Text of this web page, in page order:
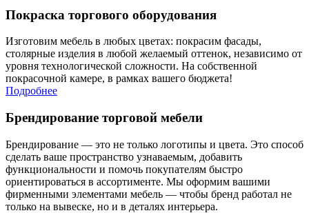
Покраска торгового оборудования
Изготовим мебель в любых цветах: покрасим фасады,
столярные изделия в любой желаемый оттенок, независимо от
уровня технологической сложности. На собственной
покрасочной камере, в рамках вашего бюджета!
Подробнее
Брендирование торговой мебели
Брендирование — это не только логотипы и цвета. Это способ
сделать ваше пространство узнаваемым, добавить
функциональности и помочь покупателям быстро
ориентироваться в ассортименте. Мы оформим вашими
фирменными элементами мебель — чтобы бренд работал не
только на вывеске, но и в деталях интерьера.